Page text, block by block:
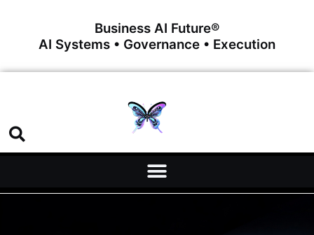
Business AI Future®
AI Systems • Governance • Execution